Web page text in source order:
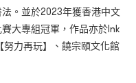
。並於2023年獲香港中文
大專組冠軍，作品亦於Ink
力再玩】、饒宗頤文化館